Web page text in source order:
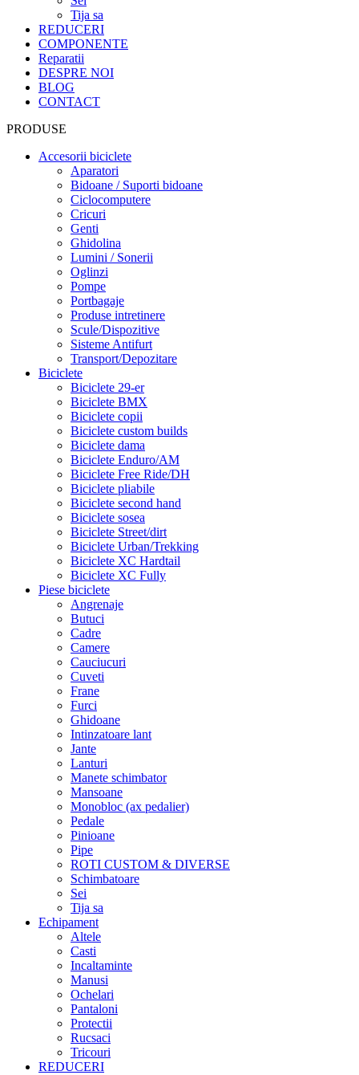
Tija sa
REDUCERI
COMPONENTE
Reparatii
DESPRE NOI
BLOG
CONTACT
PRODUSE
Accesorii biciclete
Aparatori
Bidoane / Suporti bidoane
Ciclocomputere
Cricuri
Genti
Ghidolina
Lumini / Sonerii
Oglinzi
Pompe
Portbagaje
Produse intretinere
Scule/Dispozitive
Sisteme Antifurt
Transport/Depozitare
Biciclete
Biciclete 29-er
Biciclete BMX
Biciclete copii
Biciclete custom builds
Biciclete dama
Biciclete Enduro/AM
Biciclete Free Ride/DH
Biciclete pliabile
Biciclete second hand
Biciclete sosea
Biciclete Street/dirt
Biciclete Urban/Trekking
Biciclete XC Hardtail
Biciclete XC Fully
Piese biciclete
Angrenaje
Butuci
Cadre
Camere
Cauciucuri
Cuveti
Frane
Furci
Ghidoane
Intinzatoare lant
Jante
Lanturi
Manete schimbator
Mansoane
Monobloc (ax pedalier)
Pedale
Pinioane
Pipe
ROTI CUSTOM & DIVERSE
Schimbatoare
Sei
Tija sa
Echipament
Altele
Casti
Incaltaminte
Manusi
Ochelari
Pantaloni
Protectii
Rucsaci
Tricouri
REDUCERI